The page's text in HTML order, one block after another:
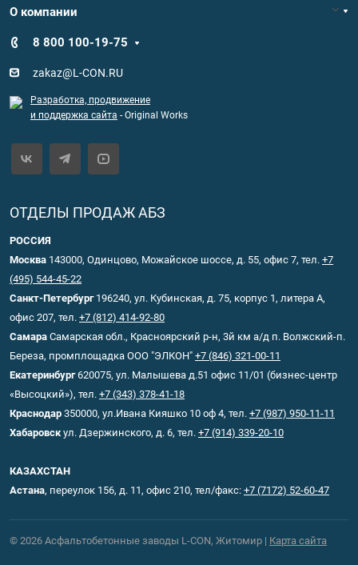
О компании
8 800 100-19-75
zakaz@L-CON.RU
Разработка, продвижение
и поддержка сайта - Original Works
ОТДЕЛЫ ПРОДАЖ АБЗ
РОССИЯ
Москва 143000, Одинцово, Можайское шоссе, д. 55, офис 7, тел. +7
(495) 544-45-22
Санкт-Петербург196240, ул. Кубинская, д. 75, корпус 1, литера А,
офис 207, тел. +7 (812) 414-92-80
Самара Самарская обл., Красноярский р-н, 3й км а/д п. Волжский-п.
Береза, промплощадка ООО "ЭЛКОН" +7 (846) 321-00-11
Екатеринбург620075, ул. Малышева д.51 офис 11/01 (бизнес-центр
«Высоцкий»), тел. +7 (343) 378-41-18
Краснодар 350000, ул.Ивана Кияшко 10 оф 4, тел. +7 (987) 950-11-11
Хабаровск ул. Дзержинского, д. 6, тел. +7 (914) 339-20-10
КАЗАХСТАН
Астана, переулок 156, д. 11, офис 210, тел/факс: +7 (7172) 52-60-47
© 2026 Асфальтобетонные заводы L-CON, Житомир | Карта сайта